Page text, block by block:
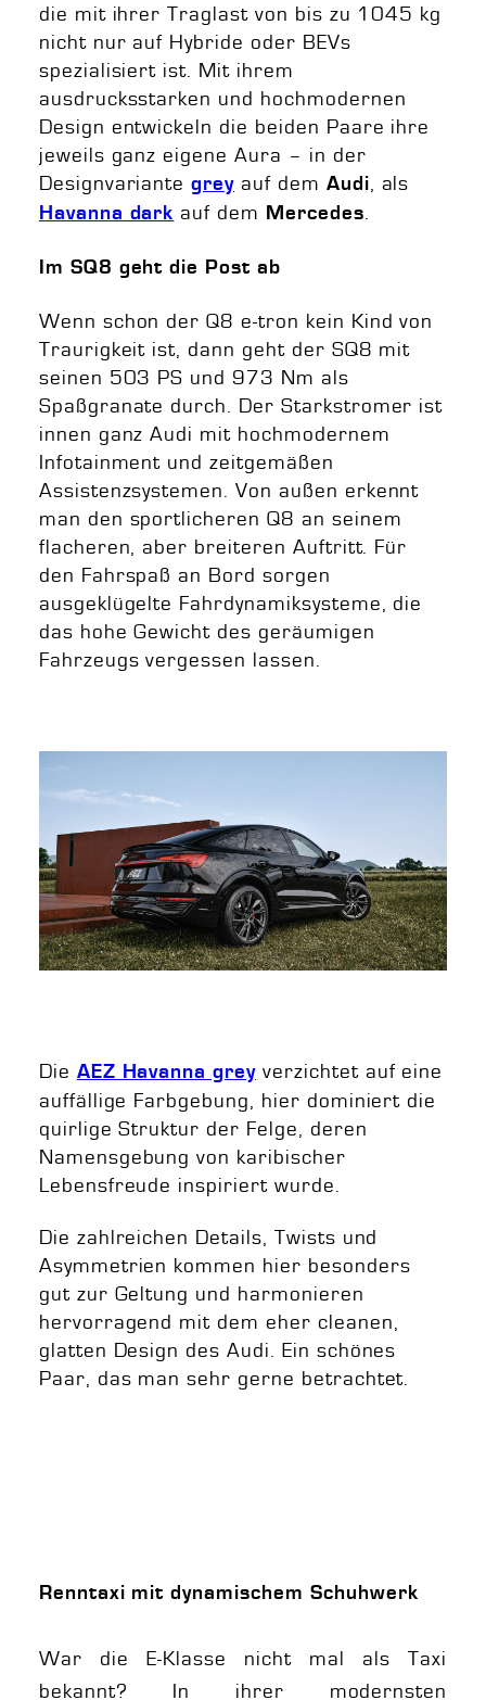
die mit ihrer Traglast von bis zu 1045 kg
nicht nur auf Hybride oder BEVs
spezialisiert ist. Mit ihrem
ausdrucksstarken und hochmodernen
Design entwickeln die beiden Paare ihre
jeweils ganz eigene Aura – in der
Designvariante grey auf dem Audi, als
Havanna dark auf dem Mercedes.
Im SQ8 geht die Post ab
Wenn schon der Q8 e-tron kein Kind von
Traurigkeit ist, dann geht der SQ8 mit
seinen 503 PS und 973 Nm als
Spaßgranate durch. Der Starkstromer ist
innen ganz Audi mit hochmodernem
Infotainment und zeitgemäßen
Assistenzsystemen. Von außen erkennt
man den sportlicheren Q8 an seinem
flacheren, aber breiteren Auftritt. Für
den Fahrspaß an Bord sorgen
ausgeklügelte Fahrdynamiksysteme, die
das hohe Gewicht des geräumigen
Fahrzeugs vergessen lassen.
Die AEZ Havanna grey verzichtet auf eine
auffällige Farbgebung, hier dominiert die
quirlige Struktur der Felge, deren
Namensgebung von karibischer
Lebensfreude inspiriert wurde.
Die zahlreichen Details, Twists und
Asymmetrien kommen hier besonders
gut zur Geltung und harmonieren
hervorragend mit dem eher cleanen,
glatten Design des Audi. Ein schönes
Paar, das man sehr gerne betrachtet.
Renntaxi mit dynamischem Schuhwerk
War die E-Klasse nicht mal als Taxi
bekannt? In ihrer modernsten